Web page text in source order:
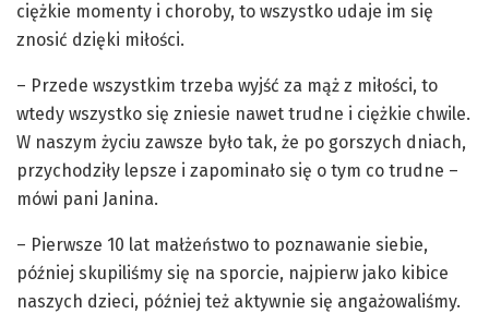
ciężkie momenty i choroby, to wszystko udaje im się
znosić dzięki miłości.
– Przede wszystkim trzeba wyjść za mąż z miłości, to
wtedy wszystko się zniesie nawet trudne i ciężkie chwile.
W naszym życiu zawsze było tak, że po gorszych dniach,
przychodziły lepsze i zapominało się o tym co trudne –
mówi pani Janina.
– Pierwsze 10 lat małżeństwo to poznawanie siebie,
później skupiliśmy się na sporcie, najpierw jako kibice
naszych dzieci, później też aktywnie się angażowaliśmy.